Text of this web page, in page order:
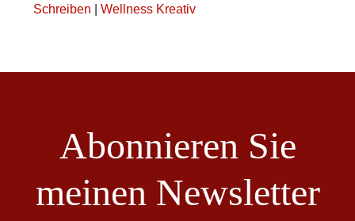
Schreiben |Wellness Kreativ
Abonnieren Sie
meinen Newsletter